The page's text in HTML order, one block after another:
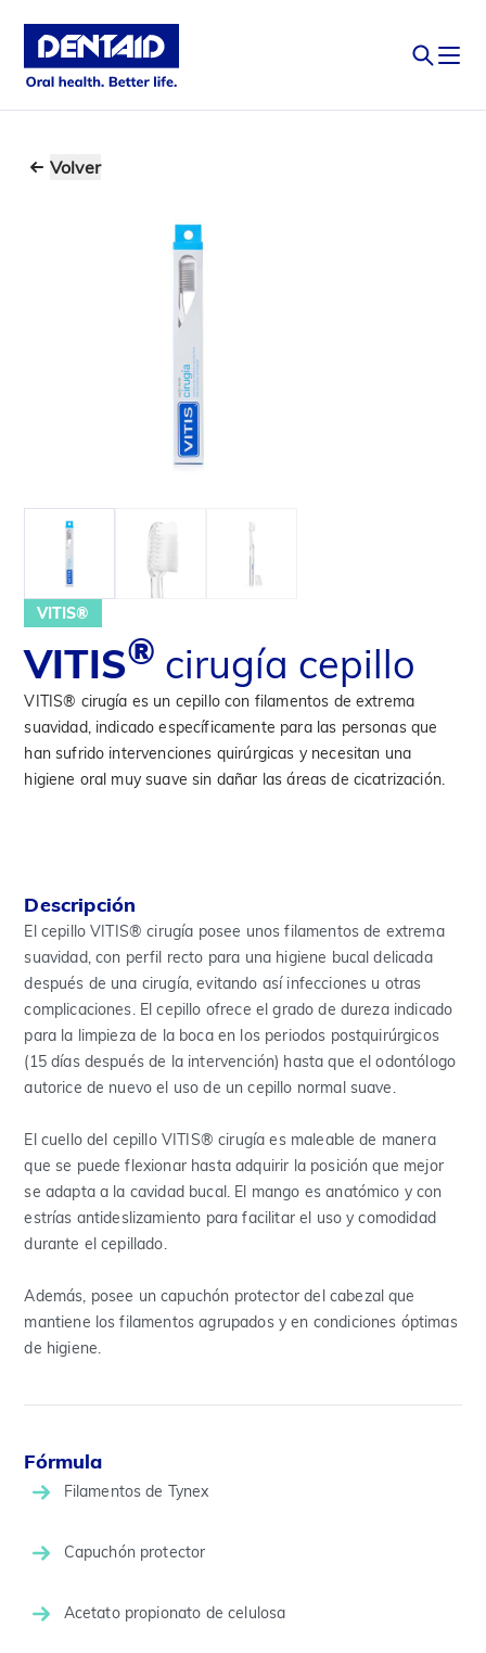
Volver
VITIS®
VITIS® cirugía cepillo
VITIS® cirugía es un cepillo con filamentos de extrema
suavidad, indicado específicamente para las personas que
han sufrido intervenciones quirúrgicas y necesitan una
higiene oral muy suave sin dañar las áreas de cicatrización.
Descripción
El cepillo VITIS® cirugía posee unos filamentos de extrema
suavidad, con perfil recto para una higiene bucal delicada
después de una cirugía, evitando así infecciones u otras
complicaciones. El cepillo ofrece el grado de dureza indicado
para la limpieza de la boca en los periodos postquirúrgicos
(15 días después de la intervención) hasta que el odontólogo
autorice de nuevo el uso de un cepillo normal suave.
El cuello del cepillo VITIS® cirugía es maleable de manera
que se puede flexionar hasta adquirir la posición que mejor
se adapta a la cavidad bucal. El mango es anatómico y con
estrías antideslizamiento para facilitar el uso y comodidad
durante el cepillado.
Además, posee un capuchón protector del cabezal que
mantiene los filamentos agrupados y en condiciones óptimas
de higiene.
Fórmula
Filamentos de Tynex
Capuchón protector
Acetato propionato de celulosa